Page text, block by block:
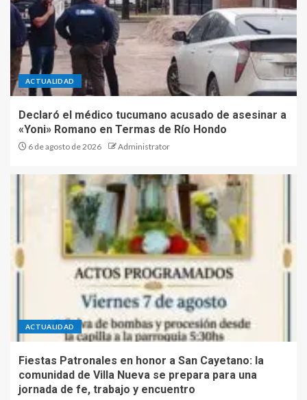
ACTUALIDAD
Declaró el médico tucumano acusado de asesinar a
«Yoni» Romano en Termas de Río Hondo
6 de agosto de 2026 Administrator
ACTUALIDAD
Fiestas Patronales en honor a San Cayetano: la
comunidad de Villa Nueva se prepara para una
jornada de fe, trabajo y encuentro